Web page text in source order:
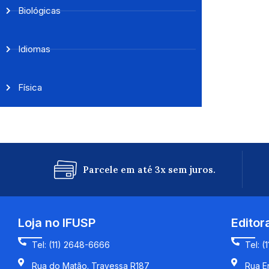
Biológicas
Idiomas
Física
Parcele em até 3x sem juros.
Loja no IFUSP
Tel: (11) 2648-6666
Rua do Matão. Travessa R187
Tel:
Rua